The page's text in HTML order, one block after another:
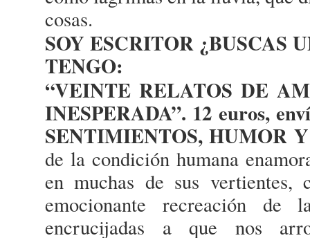
cosas.
SOY ESCRITOR ¿BUSCAS
TENGO:
“VEINTE RELATOS DE
INESPERADA”. 12 euros,
SENTIMIENTOS, HUMOR
de la condición humana
en muchas de sus
emocionante recreación de
encrucijadas a que nos